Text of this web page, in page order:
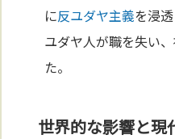
に反ユダヤ主義を浸
ユダヤ人が職を失い
た。
世界的な影響と現